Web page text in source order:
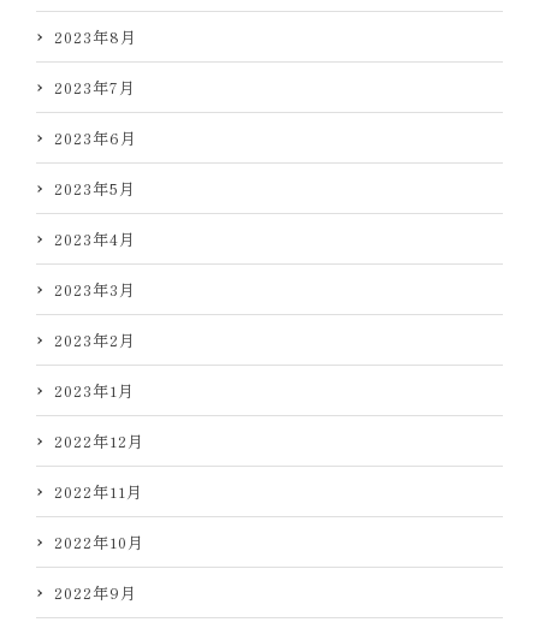
2023年8月
2023年7月
2023年6月
2023年5月
2023年4月
2023年3月
2023年2月
2023年1月
2022年12月
2022年11月
2022年10月
2022年9月